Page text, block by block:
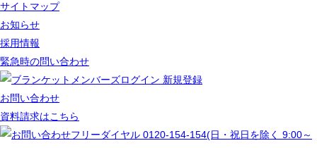
サイトマップ
お知らせ
採用情報
緊急時の問い合わせ
ログイン 新規登録
お問い合わせ
資料請求はこちら